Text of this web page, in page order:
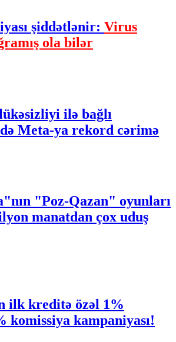
şiddətlənir: Virus
ola bilər
ilə bağlı
Meta-ya rekord cərimə
"Poz-Qazan" oyunları
manatdan çox uduş
ilk kreditə özəl 1%
komissiya kampaniyası!